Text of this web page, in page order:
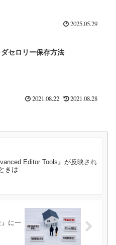
2025.05.29
セロリー保存方法
2021.08.22 2021.08.28
Editor Tools』が反映され
きは
に一